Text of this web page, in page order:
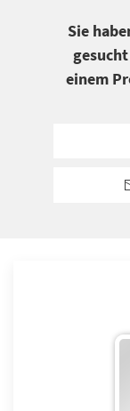
Sie
einem